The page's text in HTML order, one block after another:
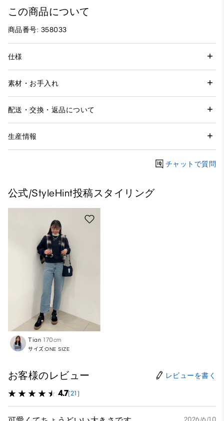
この商品について
商品番号: 358033
仕様
素材・お手入れ
配送・交換・返品について
生産情報
チャットで質問
公式/StyleHint投稿スタイリング
Tian 170cm
サイズ:ONE SIZE
お客様のレビュー レビューを書く
4.7(21)
2026/6/10